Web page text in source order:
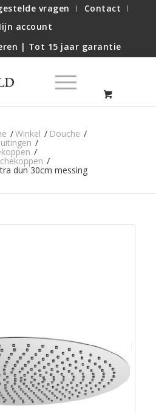
vragen
Contact
account
| Tot 15 jaar garantie
/Winkel / Douche /
/
/
/
dun 30cm messing